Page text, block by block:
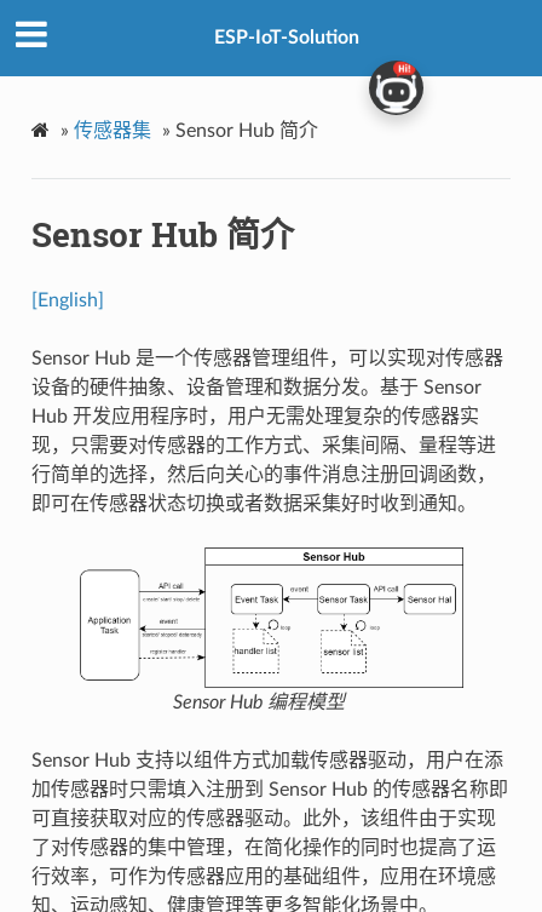
ESP-IoT-Solution
» 传感器集 » Sensor Hub 简介
Sensor Hub 简介
[English]
Sensor Hub 是一个传感器管理组件，可以实现对传感器
设备的硬件抽象、设备管理和数据分发。基于 Sensor
Hub 开发应用程序时，用户无需处理复杂的传感器实
现，只需要对传感器的工作方式、采集间隔、量程等进
行简单的选择，然后向关心的事件消息注册回调函数，
即可在传感器状态切换或者数据采集好时收到通知。
Sensor Hub 编程模型
Sensor Hub 支持以组件方式加载传感器驱动，用户在添
加传感器时只需填入注册到 Sensor Hub 的传感器名称即
可直接获取对应的传感器驱动。此外，该组件由于实现
了对传感器的集中管理，在简化操作的同时也提高了运
行效率，可作为传感器应用的基础组件，应用在环境感
知、运动感知、健康管理等更多智能化场景中。